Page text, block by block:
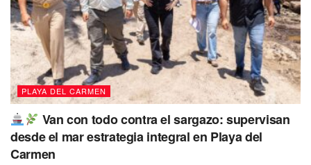
PLAYA DEL CARMEN
Van con todo contra el sargazo: supervisan
desde el mar estrategia integral en Playa del
Carmen